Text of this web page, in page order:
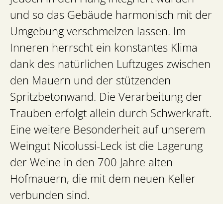
und so das Gebäude harmonisch mit der
Umgebung verschmelzen lassen. Im
Inneren herrscht ein konstantes Klima
dank des natürlichen Luftzuges zwischen
den Mauern und der stützenden
Spritzbetonwand. Die Verarbeitung der
Trauben erfolgt allein durch Schwerkraft.
Eine weitere Besonderheit auf unserem
Weingut Nicolussi-Leck ist die Lagerung
der Weine in den 700 Jahre alten
Hofmauern, die mit dem neuen Keller
verbunden sind.